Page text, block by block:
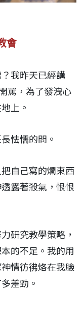
會
？我昨天已經講
罵，為了發洩心
上。
怯懦的問。
自己寫的爛東西
露著殺氣，恨恨
研究教學策略，
的不足。我的用
情彷彿烙在我臉
差勁。